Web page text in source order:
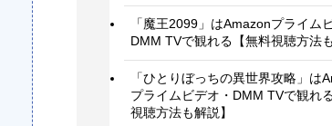
「魔王2099」はAmazonプライム
DMM TVで観れる【無料視聴方法も
「ひとりぼっちの異世界攻略」は
プライムビデオ・DMM TVで観れ
視聴方法も解説】